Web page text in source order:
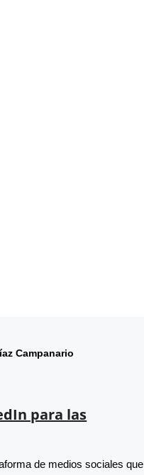
Campanario
para las
de medios sociales que